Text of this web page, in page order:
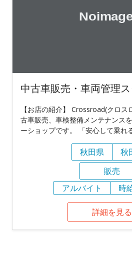
中古車販売・車両管理
【お店の紹介】 Crossroad(クロ
古車販売、車検整備メンテナンス
ーショップです。 「安心して乗れ
秋田県
秋
販売
アルバイト
時
詳細を見る